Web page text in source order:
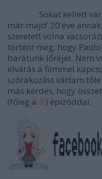
Sokat kellett várni
már majd’ 20 éve
szeretett volna
történt meg, hogy
barátunk lőréjét. Nem
elvárás a filmmel
szórakozást vártam
más kérdés, hogy
(főleg a 2.) epizóddal.